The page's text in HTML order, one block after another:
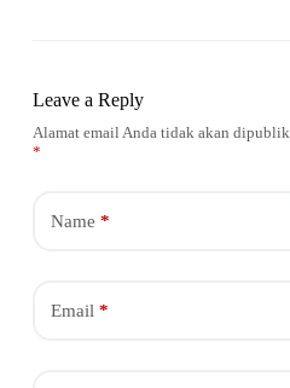
Leave a Reply
Alamat email Anda tidak akan
*
Name *
Email *